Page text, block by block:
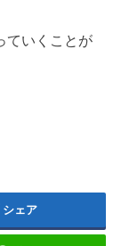
ていくことが
シェア